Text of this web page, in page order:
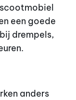
een goede
drempels,
anders